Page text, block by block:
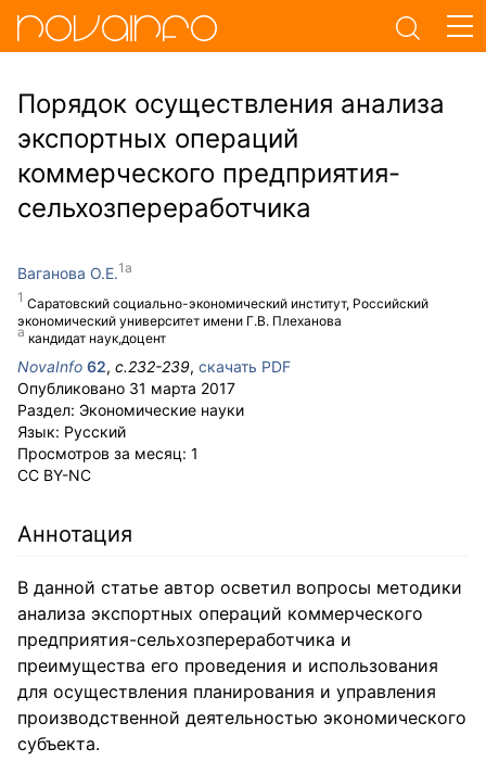
Порядок осуществления анализа
экспортных операций
коммерческого предприятия-
сельхозпереработчика
Ваганова О.Е.
Саратовский социально-экономический институт, Российский
экономический университет имени Г.В. Плеханова
кандидат наук,доцент
NovaInfo 62, с.232-239, скачать PDF
Опубликовано 31 марта 2017
Раздел: Экономические науки
Язык: Русский
Просмотров за месяц: 1
CC BY-NC
Аннотация
В данной статье автор осветил вопросы методики
анализа экспортных операций коммерческого
предприятия-сельхозпереработчика и
преимущества его проведения и использования
для осуществления планирования и управления
производственной деятельностью экономического
субъекта.